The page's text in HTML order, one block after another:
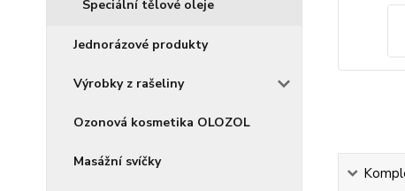
Speciální tělové oleje
Jednorázové produkty
Výrobky z rašeliny
Ozonová kosmetika OLOZOL
Masážní svíčky